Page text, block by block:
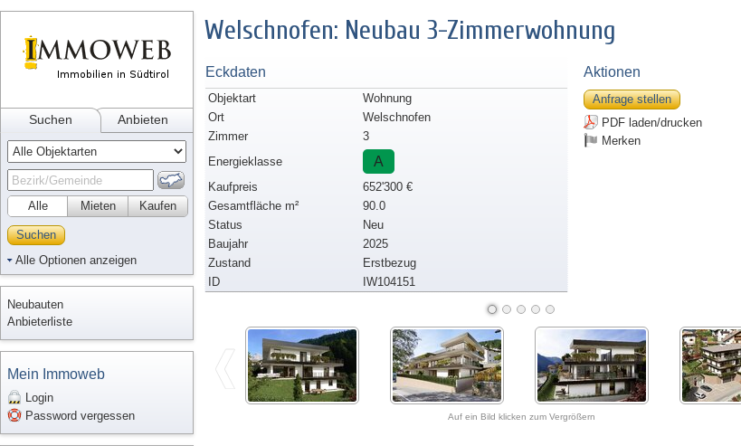
Suchen Anbieten
Alle Kaufen
Mieten
Suchen
Alle Optionen anzeigen
Neubauten
Anbieterliste
Mein Immoweb
Login
Password vergessen
Welschnofen: Neubau 3-Zimmerwohnung
Eckdaten
Objektart
Wohnung
Ort
Welschnofen
Zimmer
3
Energieklasse
A
Kaufpreis
652'300 €
Gesamtfläche m²
90.0
Status
Neu
Baujahr
2025
Zustand
Erstbezug
ID
IW104151
Aktionen
Anfrage stellen
PDF laden/drucken
Merken
Auf ein Bild klicken zum Vergrößern